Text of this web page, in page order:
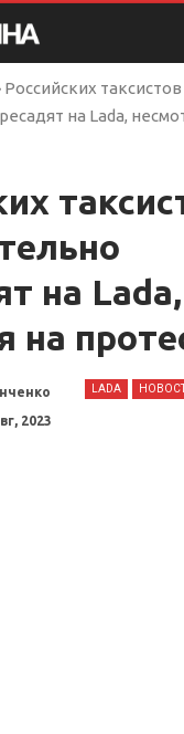
Российских таксистов
на Lada,
на Lada,
на
LADA
2023